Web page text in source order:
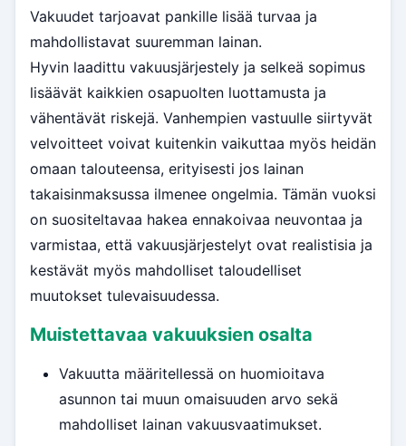
Vakuudet tarjoavat pankille lisää turvaa ja
mahdollistavat suuremman lainan.
Hyvin laadittu vakuusjärjestely ja selkeä sopimus
lisäävät kaikkien osapuolten luottamusta ja
vähentävät riskejä. Vanhempien vastuulle siirtyvät
velvoitteet voivat kuitenkin vaikuttaa myös heidän
omaan talouteensa, erityisesti jos lainan
takaisinmaksussa ilmenee ongelmia. Tämän vuoksi
on suositeltavaa hakea ennakoivaa neuvontaa ja
varmistaa, että vakuusjärjestelyt ovat realistisia ja
kestävät myös mahdolliset taloudelliset
muutokset tulevaisuudessa.
Muistettavaa vakuuksien osalta
Vakuutta määritellessä on huomioitava
asunnon tai muun omaisuuden arvo sekä
mahdolliset lainan vakuusvaatimukset.